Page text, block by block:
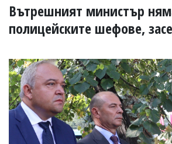
В
УКРАЙНА
РАЗСЛЕДВАНЕ
БИЗНЕС
ЮГ
Управители:
Веселин
Вътрешният министър
полицейските шефове,